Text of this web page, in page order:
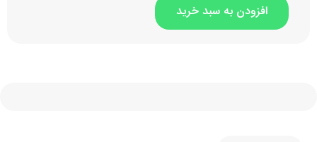
افزودن به سبد خرید